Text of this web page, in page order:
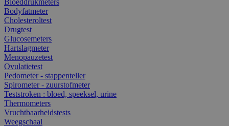
Bodyfatmeter
Cholesteroltest
Drugtest
Glucosemeters
Hartslagmeter
Menopauzetest
Ovulatietest
Pedometer - stappenteller
Spirometer - zuurstofmeter
Teststroken : bloed, speeksel, urine
Thermometers
Vruchtbaarheidstests
Weegschaal